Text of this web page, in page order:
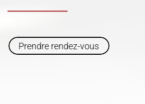
Prendre rendez-vous